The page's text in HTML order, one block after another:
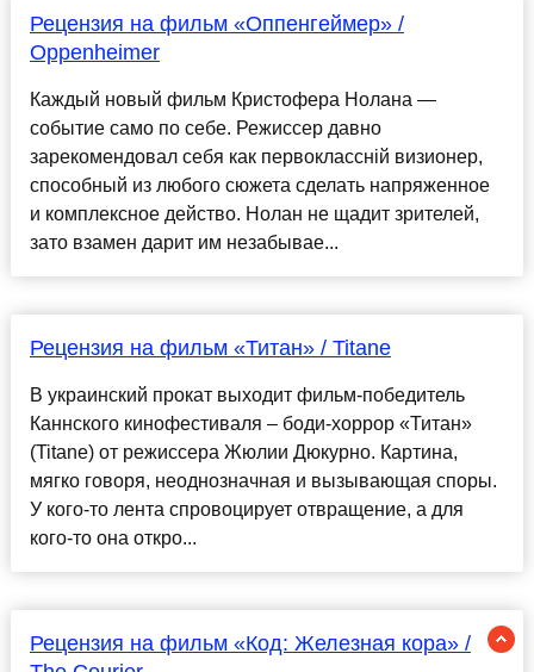
Рецензия на фильм «Оппенгеймер» /
Oppenheimer
Каждый новый фильм Кристофера Нолана —
событие само по себе. Режиссер давно
зарекомендовал себя как первоклассній визионер,
способный из любого сюжета сделать напряженное
и комплексное действо. Нолан не щадит зрителей,
зато взамен дарит им незабывае...
Рецензия на фильм «Титан» / Titane
В украинский прокат выходит фильм-победитель
Каннского кинофестиваля – боди-хоррор «Титан»
(Titane) от режиссера Жюлии Дюкурно. Картина,
мягко говоря, неоднозначная и вызывающая споры.
У кого-то лента спровоцирует отвращение, а для
кого-то она откро...
Рецензия на фильм «Код: Железная кора» /